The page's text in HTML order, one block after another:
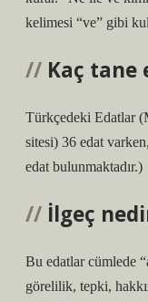
kelimesi “ve” gibi
Kaç tane
Türkçedeki Edatlar
sitesi) 36 edat
edat bulunmaktadır.)
İlgeç
Bu edatlar cümlede
görelilik, tepki,